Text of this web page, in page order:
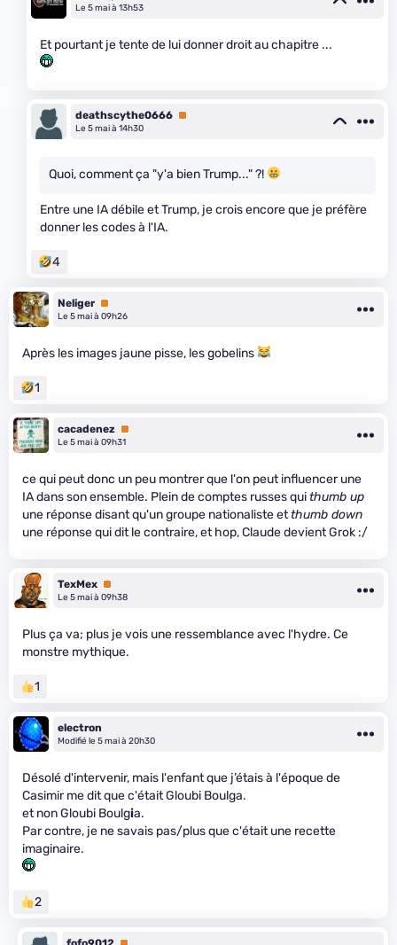
Le 5 mai à 13h53
Et pourtant je tente de lui donner droit au chapitre ...
deathscythe0666 Premium
Le 5 mai à 14h30
Quoi, comment ça "y'a bien Trump..." ?!
Entre une IA débile et Trump, je crois encore que je préfère
donner les codes à l'IA.
4
Neliger Premium
Le 5 mai à 09h26
Après les images jaune pisse, les gobelins
1
cacadenez Premium
Le 5 mai à 09h31
ce qui peut donc un peu montrer que l'on peut influencer une
IA dans son ensemble. Plein de comptes russes quithumb up
une réponse disant qu'un groupe nationaliste etthumb down
une réponse qui dit le contraire, et hop, Claude devient Grok :/
TexMex Premium
Le 5 mai à 09h38
Plus ça va; plus je vois une ressemblance avec l'hydre. Ce
monstre mythique.
1
electron
Modifié le 5 mai à 20h30
Désolé d'intervenir, mais l'enfant que j’étais à l'époque de
Casimir me dit que c'était Gloubi Boulga.
et non Gloubi Boulgia.
Par contre, je ne savais pas/plus que c'était une recette
imaginaire.
2